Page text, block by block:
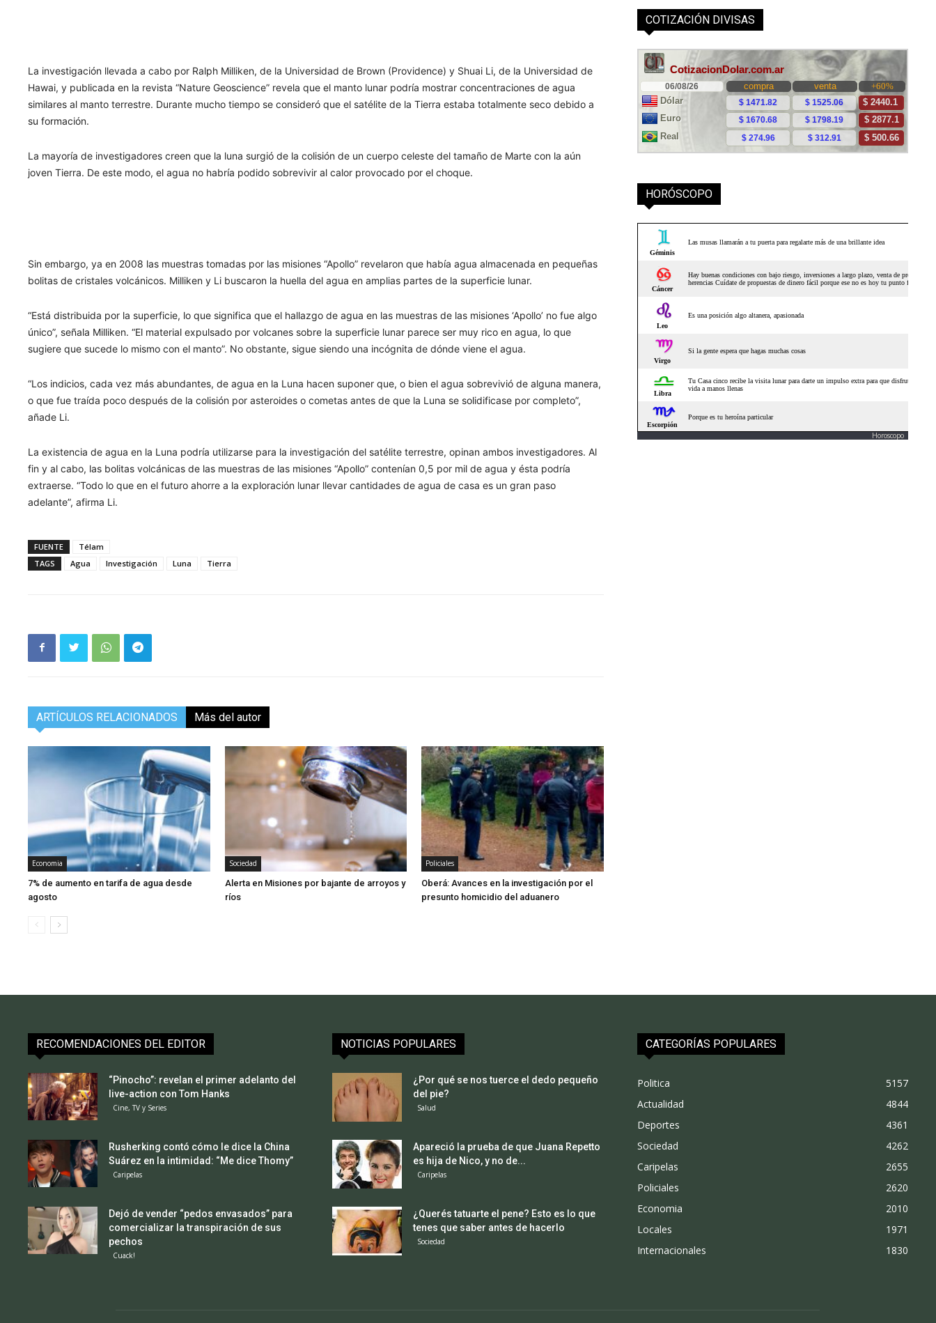
La investigación llevada a cabo por Ralph Milliken, de la Universidad de Brown (Providence) y Shuai Li, de la Universidad de
Hawai, y publicada en la revista “Nature Geoscience” revela que el manto lunar podría mostrar concentraciones de agua
similares al manto terrestre. Durante mucho tiempo se consideró que el satélite de la Tierra estaba totalmente seco debido a
su formación.
La mayoría de investigadores creen que la luna surgió de la colisión de un cuerpo celeste del tamaño de Marte con la aún
joven Tierra. De este modo, el agua no habría podido sobrevivir al calor provocado por el choque.
Sin embargo, ya en 2008 las muestras tomadas por las misiones “Apollo” revelaron que había agua almacenada en pequeñas
bolitas de cristales volcánicos. Milliken y Li buscaron la huella del agua en amplias partes de la superficie lunar.
“Está distribuida por la superficie, lo que significa que el hallazgo de agua en las muestras de las misiones ‘Apollo’ no fue algo
único”, señala Milliken. “El material expulsado por volcanes sobre la superficie lunar parece ser muy rico en agua, lo que
sugiere que sucede lo mismo con el manto”. No obstante, sigue siendo una incógnita de dónde viene el agua.
“Los indicios, cada vez más abundantes, de agua en la Luna hacen suponer que, o bien el agua sobrevivió de alguna manera,
o que fue traída poco después de la colisión por asteroides o cometas antes de que la Luna se solidificase por completo”,
añade Li.
La existencia de agua en la Luna podría utilizarse para la investigación del satélite terrestre, opinan ambos investigadores. Al
fin y al cabo, las bolitas volcánicas de las muestras de las misiones “Apollo” contenían 0,5 por mil de agua y ésta podría
extraerse. “Todo lo que en el futuro ahorre a la exploración lunar llevar cantidades de agua de casa es un gran paso
adelante”, afirma Li.
FUENTE
Télam
TAGS
Agua Investigación Luna Tierra
ARTÍCULOS RELACIONADOS Más del autor
Economia
7% de aumento en tarifa de agua desde
agosto
Sociedad
Alerta en Misiones por bajante de arroyos y
ríos
Policiales
Oberá: Avances en la investigación por el
presunto homicidio del aduanero
COTIZACIÓN DIVISAS
HORÓSCOPO
Horoscopo
RECOMENDACIONES DEL EDITOR
“Pinocho”: revelan el primer adelanto del
live-action con Tom Hanks
Cine, TV y Series
Rusherking contó cómo le dice la China
Suárez en la intimidad: “Me dice Thomy”
Caripelas
Dejó de vender “pedos envasados” para
comercializar la transpiración de sus
pechos
Cuack!
NOTICIAS POPULARES
¿Por qué se nos tuerce el dedo pequeño
del pie?
Salud
Apareció la prueba de que Juana Repetto
es hija de Nico, y no de...
Caripelas
¿Querés tatuarte el pene? Esto es lo que
tenes que saber antes de hacerlo
Sociedad
CATEGORÍAS POPULARES
Politica
5157
Actualidad
4844
Deportes
4361
Sociedad
4262
Caripelas
2655
Policiales
2620
Economia
2010
Locales
1971
Internacionales
1830